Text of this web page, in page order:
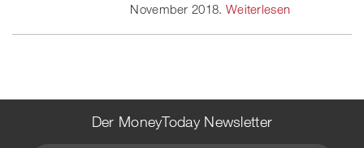
November 2018. Weiterlesen
Der MoneyToday Newsletter